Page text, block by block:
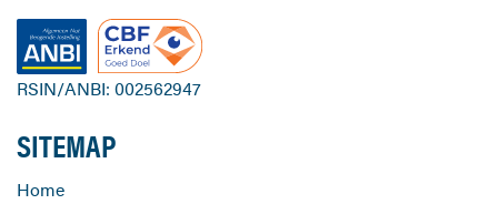
RSIN/ANBI: 002562947
SITEMAP
Home